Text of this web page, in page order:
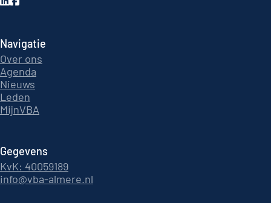
Navigatie
Over ons
Agenda
Nieuws
Leden
MijnVBA
Gegevens
KvK: 40059189
info@vba-almere.nl